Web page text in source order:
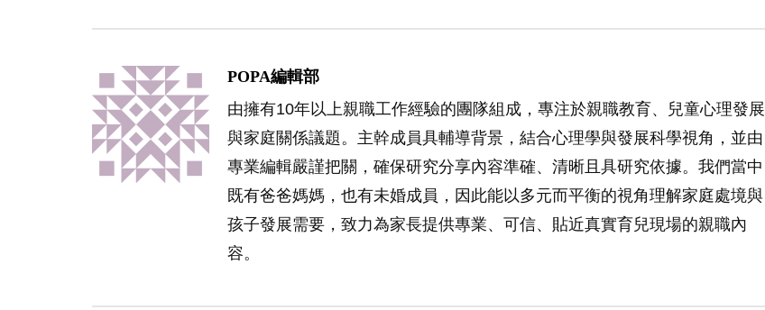
POPA編輯部
由擁有10年以上親職工作經驗的團隊組成，專注於親職教育、兒童心理發展
與家庭關係議題。主幹成員具輔導背景，結合心理學與發展科學視角，並由
專業編輯嚴謹把關，確保研究分享內容準確、清晰且具研究依據。我們當中
既有爸爸媽媽，也有未婚成員，因此能以多元而平衡的視角理解家庭處境與
孩子發展需要，致力為家長提供專業、可信、貼近真實育兒現場的親職內
容。